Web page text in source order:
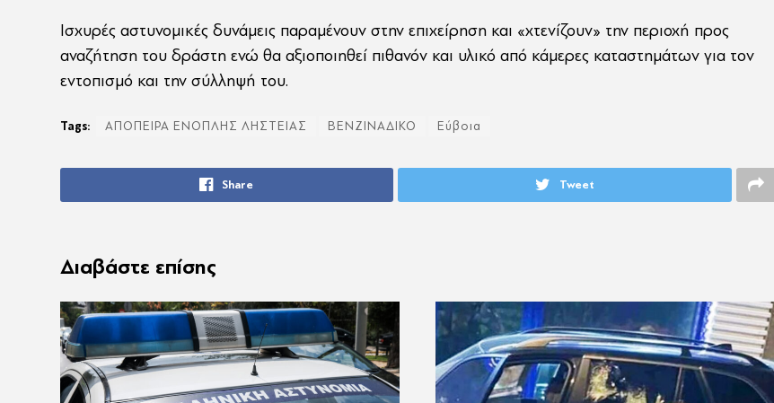
Ισχυρές αστυνομικές δυνάμεις παραμένουν στην επιχείρηση και «χτενίζουν» την περιοχή προς
αναζήτηση του δράστη ενώ θα αξιοποιηθεί πιθανόν και υλικό από κάμερες καταστημάτων για τον
εντοπισμό και την σύλληψή του.
Tags: ΑΠΟΠΕΙΡΑ ΕΝΟΠΛΗΣ ΛΗΣΤΕΙΑΣ ΒΕΝΖΙΝΑΔΙΚΟ Εύβοια
Share Tweet
Διαβάστε επίσης